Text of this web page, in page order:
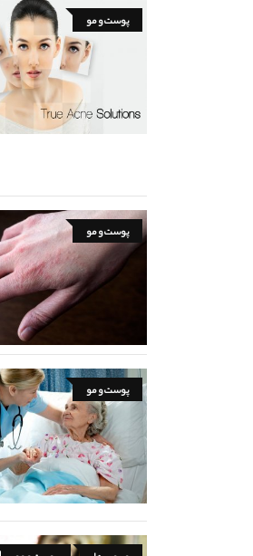
پوست و مو
پوست و مو
پوست و مو